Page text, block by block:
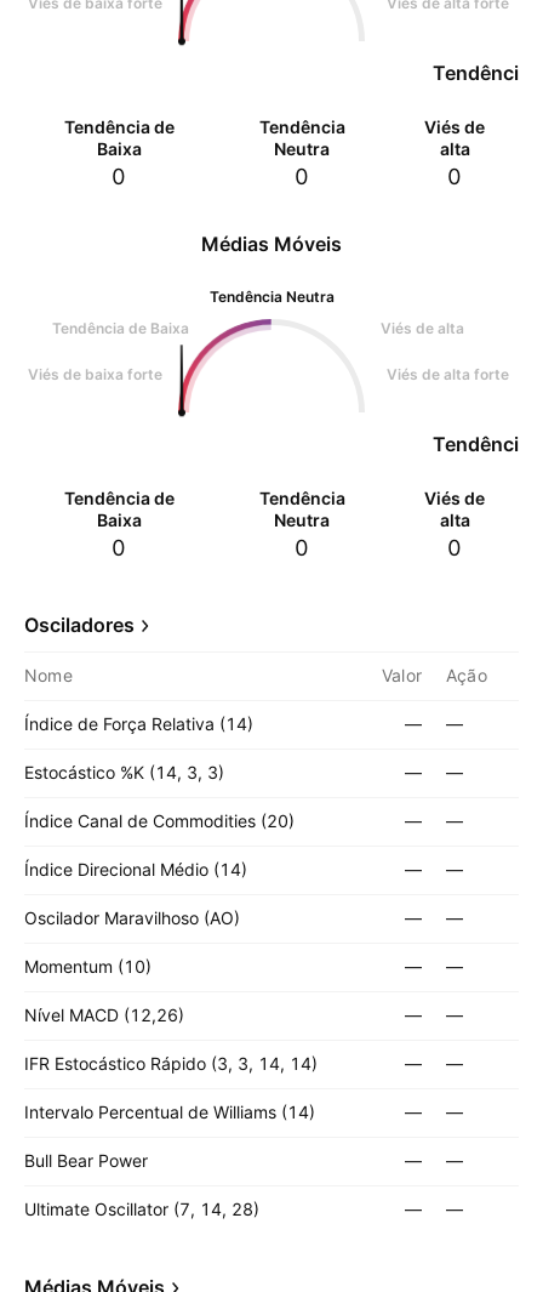
Tendência
Tendência de
Baixa
0
Tendência
Neutra
0
Viés de
alta
0
Médias Móveis
Tendência Neutra
Tendência de Baixa
Viés de alta
Viés de baixa forte Viés de alta forte
Tendência
Tendência de
Baixa
0
Tendência
Neutra
0
Viés de
alta
0
Osciladores
Nome Valor Ação
Índice de Força Relativa (14) — —
Estocástico %K (14, 3, 3) — —
Índice Canal de Commodities (20) — —
Índice Direcional Médio (14) — —
Oscilador Maravilhoso (AO) — —
Momentum (10) — —
Nível MACD (12,26) — —
IFR Estocástico Rápido (3, 3, 14, 14) — —
Intervalo Percentual de Williams (14) — —
Bull Bear Power — —
Ultimate Oscillator (7, 14, 28) — —
Médias Móveis